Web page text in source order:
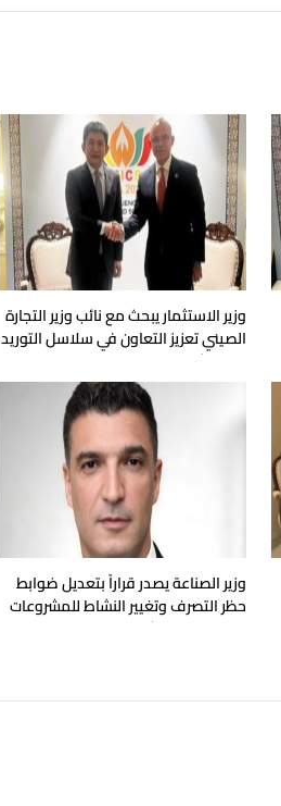
وزير الاستثمار يبحث مع نائب وزير التجارة
الصيني تعزيز التعاون في سلاسل التوريد
والاستثمارات
وزير الصناعة يصدر قراراً بتعديل ضوابط
حظر التصرف وتغيير النشاط للمشروعات
الصناعية المتعثرة